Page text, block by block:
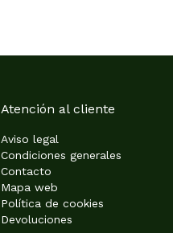
Atención al cliente
Aviso legal
Condiciones generales
Contacto
Mapa web
Política de cookies
Devoluciones